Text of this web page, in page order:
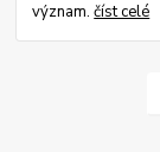
význam.číst celé